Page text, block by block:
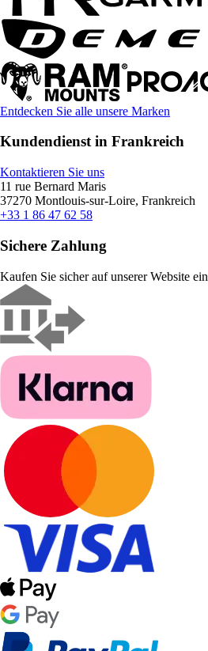
Entdecken Sie alle unsere Marken
Kundendienst in Frankreich
Kontaktieren Sie uns
11 rue Bernard Maris
37270 Montlouis-sur-Loire, Frankreich
+33 1 86 47 62 58
Sichere Zahlung
Kaufen Sie sicher auf unserer Website ein